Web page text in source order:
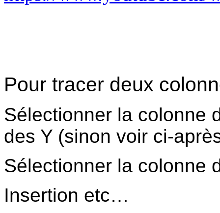
Pour tracer deux
Sélectionner la colonne
des Y (sinon voir ci-
Sélectionner la colonne
Insertion etc…